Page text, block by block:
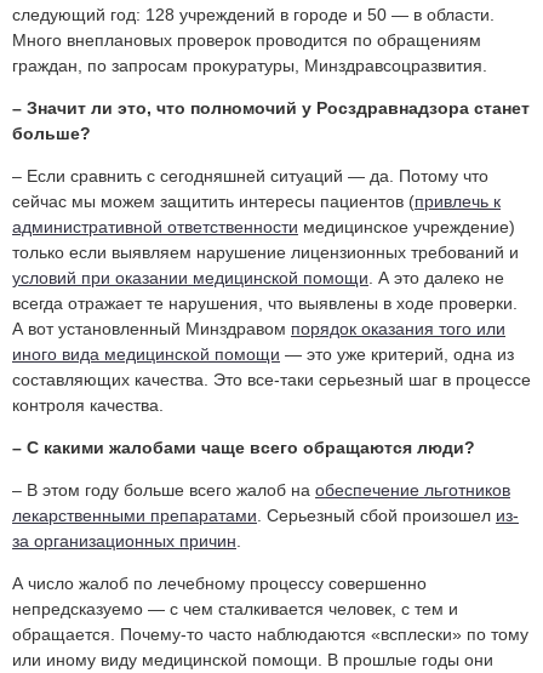
следующий год: 128 учреждений в городе и 50 — в области.
Много внеплановых проверок проводится по обращениям
граждан, по запросам прокуратуры, Минздравсоцразвития.
– Значит ли это, что полномочий у Росздравнадзора станет
больше?
– Если сравнить с сегодняшней ситуаций — да. Потому что
сейчас мы можем защитить интересы пациентов (привлечь к
административной ответственности медицинское учреждение)
только если выявляем нарушение лицензионных требований и
условий при оказании медицинской помощи . А это далеко не
всегда отражает те нарушения, что выявлены в ходе проверки.
А вот установленный Минздравом порядок оказания того или
иного вида медицинской помощи — это уже критерий, одна из
составляющих качества. Это все-таки серьезный шаг в процессе
контроля качества.
– С какими жалобами чаще всего обращаются люди?
– В этом году больше всего жалоб на обеспечение льготников
лекарственными препаратами . Серьезный сбой произошел из-
за организационных причин
А число жалоб по лечебному процессу совершенно
непредсказуемо — с чем сталкивается человек, с тем и
обращается. Почему-то часто наблюдаются «всплески» по тому
или иному виду медицинской помощи. В прошлые годы они